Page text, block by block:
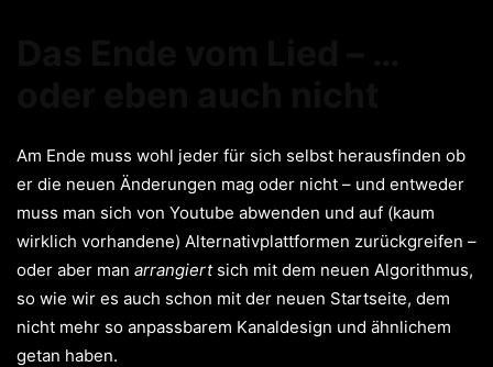
Am Ende muss wohl jeder für sich selbst herausfinden ob
er die neuen Änderungen mag oder nicht – und entweder
muss man sich von Youtube abwenden und auf (kaum
wirklich vorhandene) Alternativplattformen zurückgreifen –
oder aber man arrangiert sich mit dem neuen Algorithmus,
so wie wir es auch schon mit der neuen Startseite, dem
nicht mehr so anpassbarem Kanaldesign und ähnlichem
getan haben.